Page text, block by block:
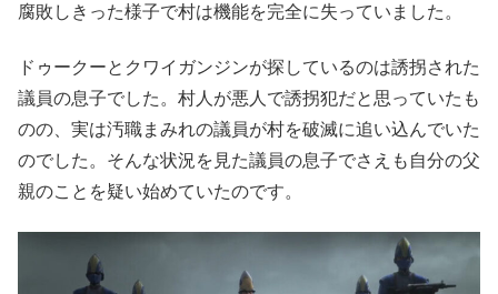
腐敗しきった様子で村は機能を完全に失っていました。
ドゥークーとクワイガンジンが探しているのは誘拐された
議員の息子でした。村人が悪人で誘拐犯だと思っていたも
のの、実は汚職まみれの議員が村を破滅に追い込んでいた
のでした。そんな状況を見た議員の息子でさえも自分の父
親のことを疑い始めていたのです。